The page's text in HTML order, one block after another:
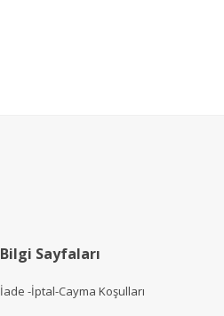
Bilgi Sayfaları
İade -İptal-Cayma Koşulları